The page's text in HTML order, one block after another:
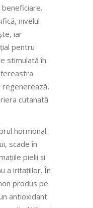
nivelul
iar
pentru
stimulată în
regenerează,
cutanată
hormonal.
scade în
pielii și
a iritațiilor. În
produs pe
antioxidant